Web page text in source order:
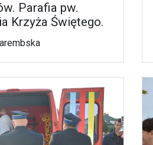
Parafia pw.
Krzyża Świętego.